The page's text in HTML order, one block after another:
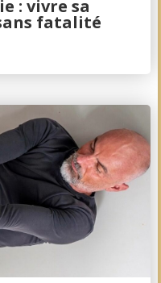
: vivre sa
fatalité